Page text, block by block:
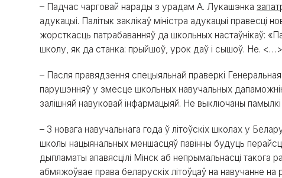
– Падчас чарговай нарады з урадам А. Лукашэнка
адукацыі. Палітык заклікаў міністра адукацыі правесці
жорсткасць патрабаванняў да школьных настаўнікаў:
школу, як да станка: прыйшоў, урок даў і сышоў. Не.
– Пасля правядзення спецыяльнай праверкі
парушэнняў у змесце школьных навучальных
залішняй навуковай інфармацыяй. Не выключаны памылкі
– З новага навучальнага года ў літоўскіх школах у
школы нацыянальных меншасцяў павінны будуць
дыпламаты апавясцілі Мінск аб непрымальнасці
абмяжоўвае права беларускіх літоўцаў на навучанне